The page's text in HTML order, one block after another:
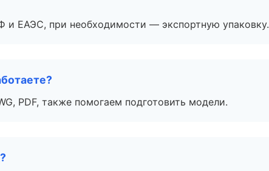
и ЕАЭС, при необходимости — экспортную упаковку.
PDF, также помогаем подготовить модели.